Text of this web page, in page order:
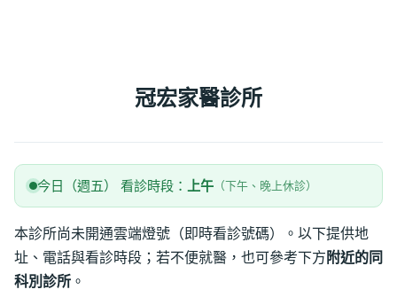
冠宏家醫診所
今日（週五） 看診時段： 上午 （下午、晚上休診）
本診所尚未開通雲端燈號（即時看診號碼）。以下提供地
址、電話與看診時段；若不便就醫，也可參考下方 附近的同
科別診所 。